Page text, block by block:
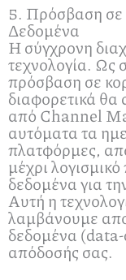
5. Πρόσβαση σε
Δεδομένα
Η σύγχρονη
τεχνολογία. Ως
πρόσβαση σε
διαφορετικά
από Channel
αυτόματα τα
πλατφόρμες,
μέχρι
δεδομένα για
Αυτή η
λαμβάνουμε
δεδομένα (data-
απόδοσής σας.